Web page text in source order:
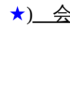
★) 会